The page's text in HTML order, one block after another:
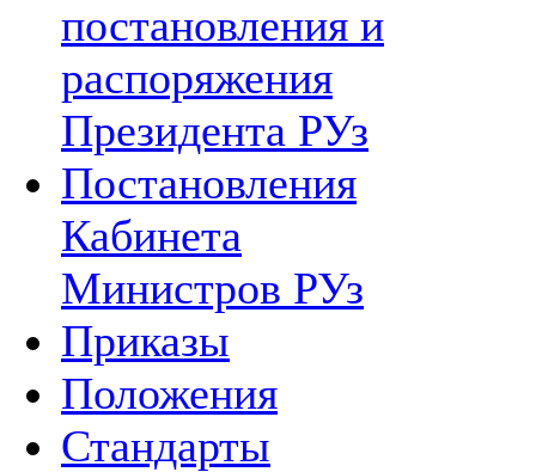
постановления и
распоряжения
Президента РУз
Постановления
Кабинета
Министров РУз
Приказы
Положения
Стандарты